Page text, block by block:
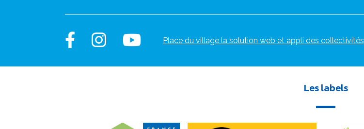
Place du village la solution web et appli des collectivités
Les labels